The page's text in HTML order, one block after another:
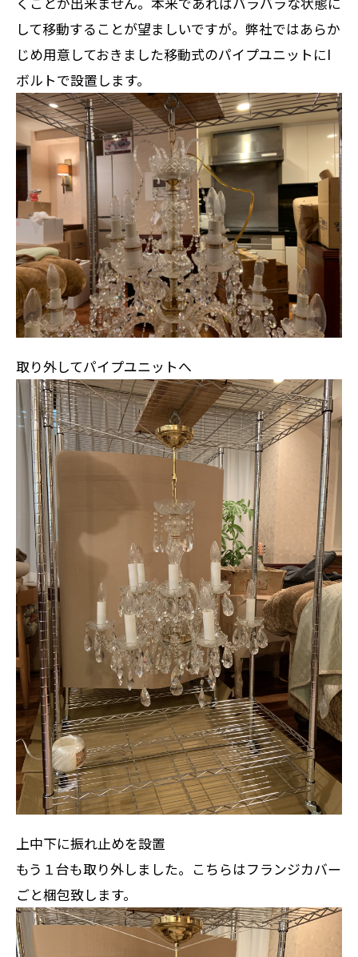
して移動することが望ましいですが。弊社ではあらか
じめ用意しておきました移動式のパイプユニットにI
ボルトで設置します。
取り外してパイプユニットへ
上中下に振れ止めを設置
もう１台も取り外しました。こちらはフランジカバー
ごと梱包致します。